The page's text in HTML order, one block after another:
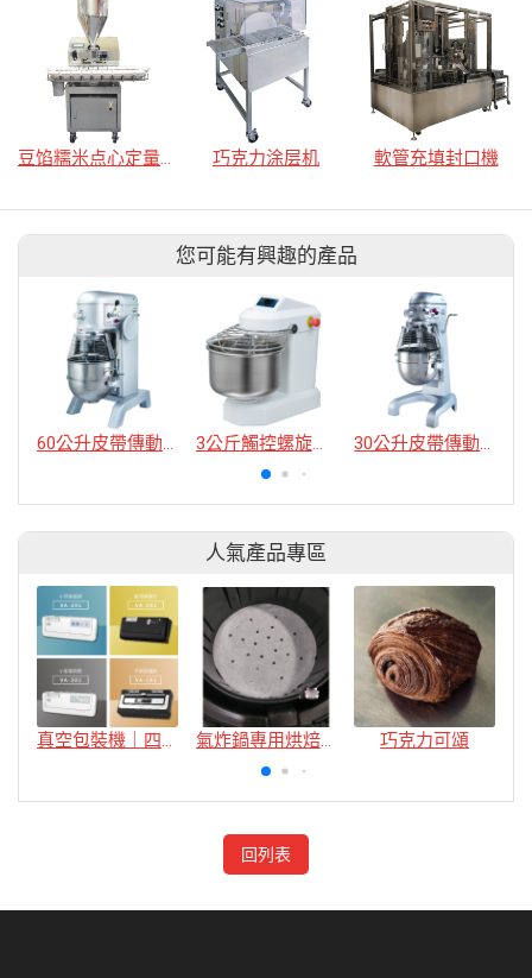
豆馅糯米点心定量填充机 巧克力涂层机 軟管充填封口機
您可能有興趣的產品
60公升皮帶傳動攪拌機 3公斤觸控螺旋式攪拌機 30公升皮帶傳動攪拌機
人氣產品專區
真空包裝機｜四款 氣炸鍋專用烘焙紙 巧克力可頌
回列表